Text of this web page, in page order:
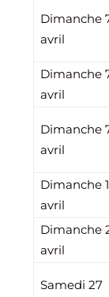
Dimanche
avril
Dimanche
avril
Dimanche
avril
Dimanche
avril
Dimanche
avril
Samedi 27